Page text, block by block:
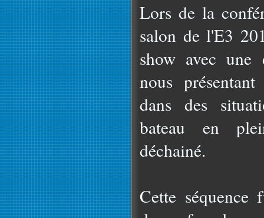
Lors de la
salon de l'E3
show avec une
nous
dans des
bateau en
déchainé.
Cette